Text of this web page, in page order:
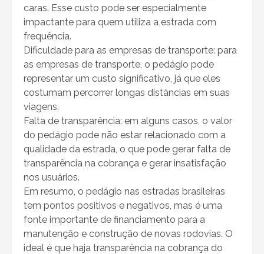
caras. Esse custo pode ser especialmente
impactante para quem utiliza a estrada com
frequência.
Dificuldade para as empresas de transporte: para
as empresas de transporte, o pedágio pode
representar um custo significativo, já que eles
costumam percorrer longas distâncias em suas
viagens.
Falta de transparência: em alguns casos, o valor
do pedágio pode não estar relacionado com a
qualidade da estrada, o que pode gerar falta de
transparência na cobrança e gerar insatisfação
nos usuários.
Em resumo, o pedágio nas estradas brasileiras
tem pontos positivos e negativos, mas é uma
fonte importante de financiamento para a
manutenção e construção de novas rodovias. O
ideal é que haja transparência na cobrança do